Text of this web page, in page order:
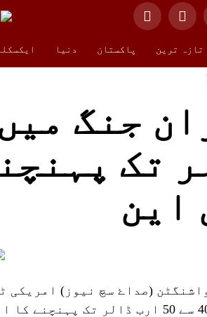
تازہ ترین پاکستان دنیا
تک
این
(صداۓ سچ نیوز) امریکی
پہنچنے کا امکان ہے۔